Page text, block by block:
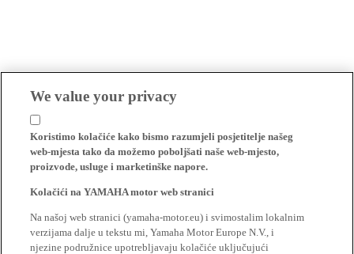
We value your privacy
Koristimo kolačiće kako bismo razumjeli posjetitelje našeg
web-mjesta tako da možemo poboljšati naše web-mjesto,
proizvode, usluge i marketinške napore.
Kolačići na YAMAHA motor web stranici
Na našoj web stranici (yamaha-motor.eu) i svimostalim lokalnim
verzijama dalje u tekstu mi, Yamaha Motor Europe N.V., i
njezine podružnice upotrebljavaju kolačiće uključujući